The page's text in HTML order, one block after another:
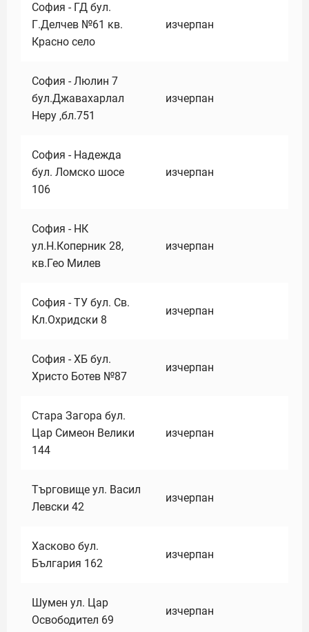
София - ГД бул.
Г.Делчев №61 кв.
Красно село
изчерпан
София - Люлин 7
бул.Джавахарлал
Неру ,бл.751
изчерпан
София - Надежда
бул. Ломско шосе
106
изчерпан
София - НК
ул.Н.Коперник 28,
кв.Гео Милев
изчерпан
София - ТУ бул. Св.
Кл.Охридски 8
изчерпан
София - ХБ бул.
Христо Ботев №87
изчерпан
Стара Загора бул.
Цар Симеон Велики
144
изчерпан
Търговище ул. Васил
Левски 42
изчерпан
Хасково бул.
България 162
изчерпан
Шумен ул. Цар
Освободител 69
изчерпан